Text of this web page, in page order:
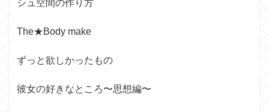
シュ空間の作り方
The★Body make
ずっと欲しかったもの
彼女の好きなところ〜思想編〜